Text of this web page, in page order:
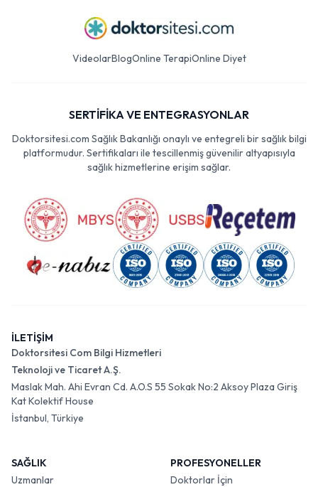
VideolarBlogOnline TerapiOnline Diyet
SERTİFİKA VE ENTEGRASYONLAR
Doktorsitesi.com Sağlık Bakanlığı onaylı ve entegreli bir sağlık bilgi
platformudur. Sertifikaları ile tescillenmiş güvenilir altyapısıyla
sağlık hizmetlerine erişim sağlar.
İLETİŞİM
Doktorsitesi Com Bilgi Hizmetleri
Teknoloji ve Ticaret A.Ş.
Maslak Mah. Ahi Evran Cd. A.O.S 55 Sokak No:2 Aksoy Plaza Giriş
Kat Kolektif House
İstanbul, Türkiye
SAĞLIK
Uzmanlar
PROFESYONELLER
Doktorlar İçin